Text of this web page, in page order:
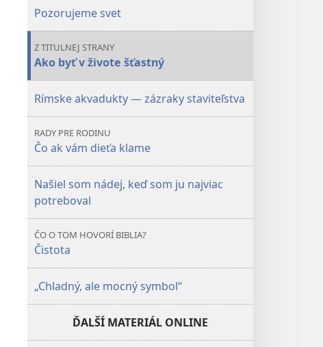
Pozorujeme svet
Z TITULNEJ STRANY
Ako byť v živote šťastný
Rímske akvadukty — zázraky staviteľstva
RADY PRE RODINU
Čo ak vám dieťa klame
Našiel som nádej, keď som ju najviac
potreboval
ČO O TOM HOVORÍ BIBLIA?
Čistota
„Chladný, ale mocný symbol“
ĎALŠÍ MATERIÁL ONLINE